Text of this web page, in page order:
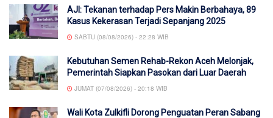
AJI: Tekanan terhadap Pers Makin Berbahaya, 89
Kasus Kekerasan Terjadi Sepanjang 2025
SABTU (08/08/2026) - 22:28 WIB
Kebutuhan Semen Rehab-Rekon Aceh Melonjak,
Pemerintah Siapkan Pasokan dari Luar Daerah
JUMAT (07/08/2026) - 20:18 WIB
Wali Kota Zulkifli Dorong Penguatan Peran Sabang